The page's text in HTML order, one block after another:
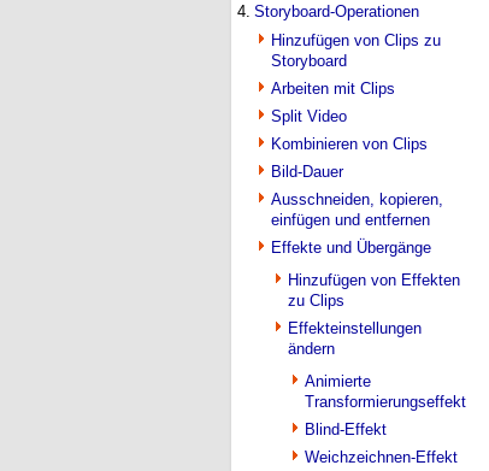
4. Storyboard-Operationen
Hinzufügen von Clips zu
Storyboard
Arbeiten mit Clips
Split Video
Kombinieren von Clips
Bild-Dauer
Ausschneiden, kopieren,
einfügen und entfernen
Effekte und Übergänge
Hinzufügen von Effekten
zu Clips
Effekteinstellungen
ändern
Animierte
Transformierungseffekt
Blind-Effekt
Weichzeichnen-Effekt